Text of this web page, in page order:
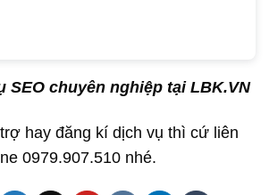
SEO chuyên nghiệp tại LBK.VN
hay đăng kí dịch vụ thì cứ liên
0979.907.510 nhé.